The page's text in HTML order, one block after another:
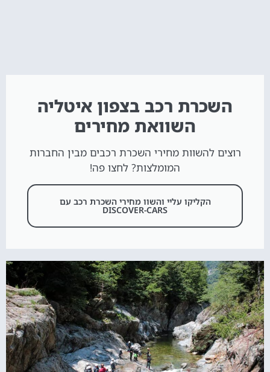
השכרת רכב בצפון איטליה
השוואת מחירים
רוצים להשוות מחירי השכרת רכבים מבין החברות
המומלצות? לחצו פה!
הקליקו עליי והשוו מחירי השכרת רכב עם
DISCOVER-CARS